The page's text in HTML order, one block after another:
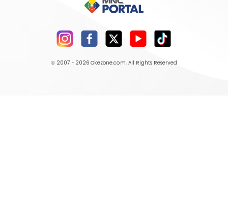
© 2007 - 2026 Okezone.com, All Rights Reserved